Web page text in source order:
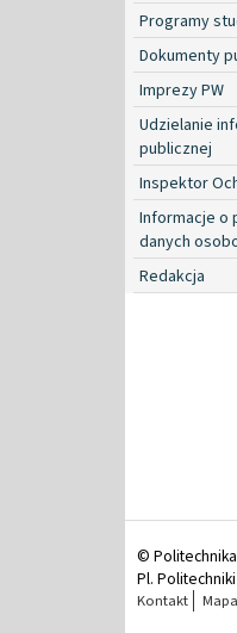
Programy
Dokumenty
Imprezy PW
Udzielanie
publicznej
Inspektor
Informacje o
danych
Redakcja
© Politechnika
Pl.
Kontakt